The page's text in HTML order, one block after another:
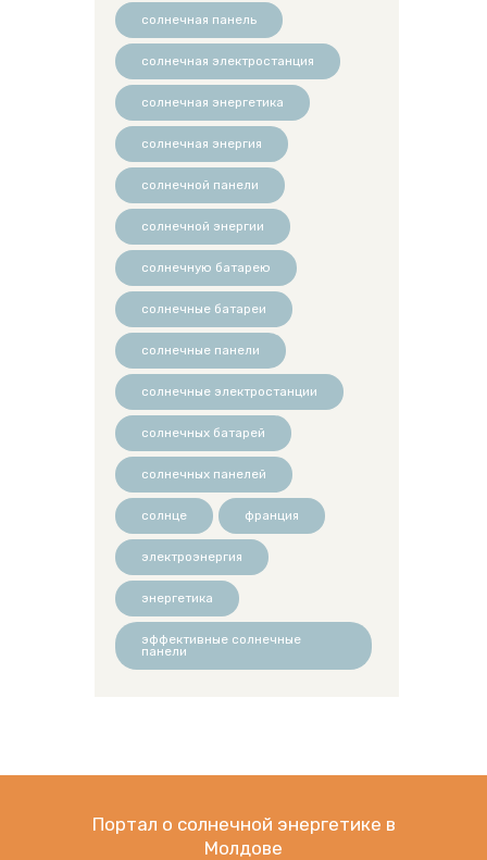
солнечная панель
солнечная электростанция
солнечная энергетика
солнечная энергия
солнечной панели
солнечной энергии
солнечную батарею
солнечные батареи
солнечные панели
солнечные электростанции
солнечных батарей
солнечных панелей
солнце франция
электроэнергия
энергетика
эффективные солнечные
панели
Портал о солнечной энергетике в
Молдове